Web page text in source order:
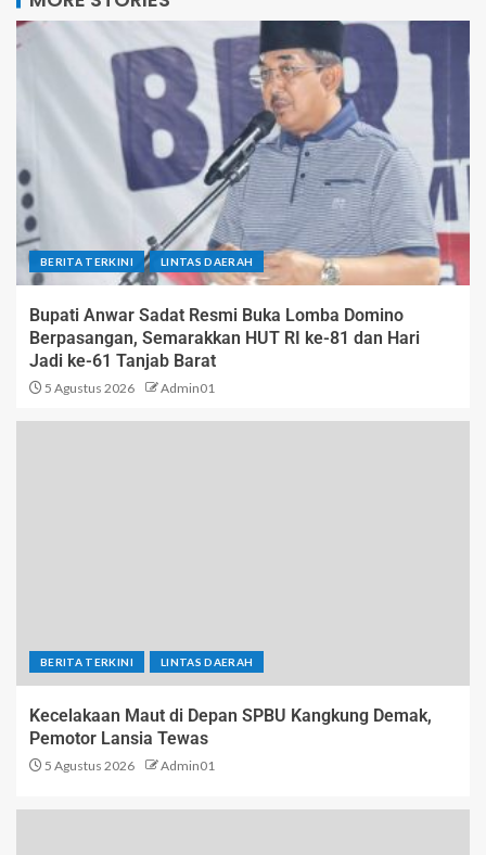
BERITA TERKINI LINTAS DAERAH
Bupati Anwar Sadat Resmi Buka Lomba Domino
Berpasangan, Semarakkan HUT RI ke-81 dan Hari
Jadi ke-61 Tanjab Barat
5 Agustus 2026 Admin01
BERITA TERKINI LINTAS DAERAH
Kecelakaan Maut di Depan SPBU Kangkung Demak,
Pemotor Lansia Tewas
5 Agustus 2026 Admin01